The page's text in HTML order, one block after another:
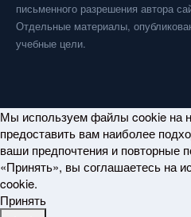
письменного разрешения автора
Отдельные материалы,
учебные цели.
Мы используем файлы cookie на
предоставить вам наиболее
ваши предпочтения и повторные
«Принять», вы соглашаетесь на
cookie.
Принять